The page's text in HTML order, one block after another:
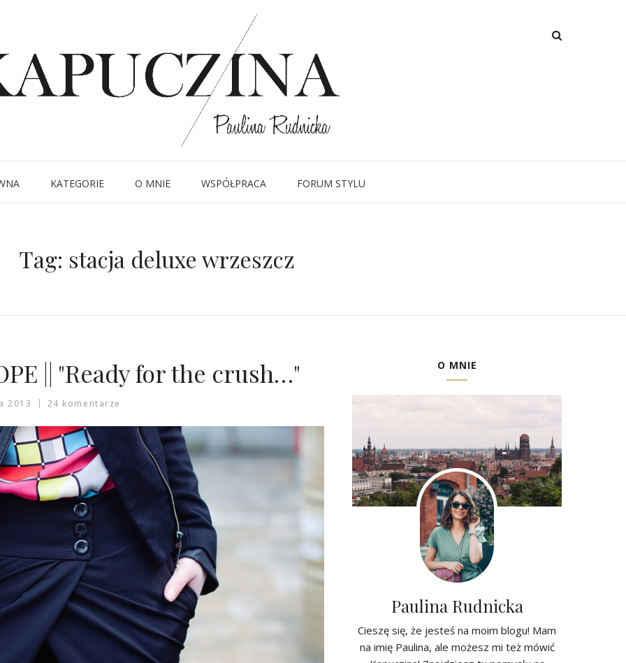
KATEGORIE O MNIE WSPÓŁPRACA FORUM STYLU
Tag: stacja deluxe wrzeszcz
|| "Ready for the crush…"
2013 24 komentarze
O MNIE
Paulina Rudnicka
Cieszę się, że jesteś na moim blogu! Mam
na imię Paulina, ale możesz mi też mówić